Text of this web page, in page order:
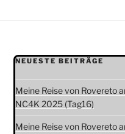
NEUESTE BEITRÄGE
Meine Reise von Rovereto
NC4K 2025 (Tag16)
Meine Reise von Rovereto